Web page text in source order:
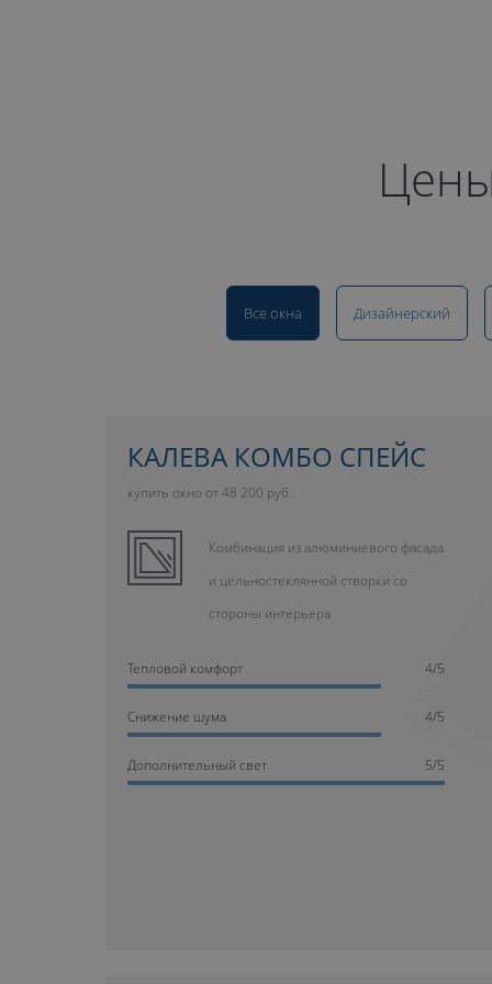
Все окна Дизайнерский
КАЛЕВА КОМБО СПЕЙС
купить окно от 48 200 руб.
Комбинация из алюминиевого фасада
и цельностеклянной створки со
стороны интерьера
Тепловой комфорт 4/5
Cнижение шума 4/5
Дополнительный свет 5/5